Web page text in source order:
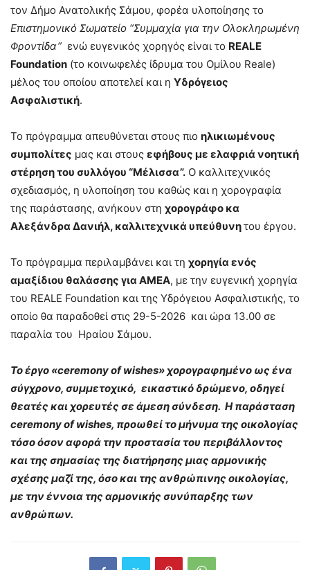
τον Δήμο Ανατολικής Σάμου, φορέα υλοποίησης το
Επιστημονικό Σωματείο “Συμμαχία για την Ολοκληρωμένη
Φροντίδα” ενώ ευγενικός χορηγός είναι το REALE
Foundation (το κοινωφελές ίδρυμα του Ομίλου Reale)
μέλος του οποίου αποτελεί και η Υδρόγειος
Ασφαλιστική.
Το πρόγραμμα απευθύνεται στους πιο ηλικιωμένους
συμπολίτες μας και στους εφήβους με ελαφριά νοητική
στέρηση του συλλόγου “Μέλισσα”. Ο καλλιτεχνικός
σχεδιασμός, η υλοποίηση του καθώς και η χορογραφία
της παράστασης, ανήκουν στη χορογράφο κα
Αλεξάνδρα Δανιήλ, καλλιτεχνικά υπεύθυνητου έργου.
Το πρόγραμμα περιλαμβάνει και τη χορηγία ενός
αμαξίδιου θαλάσσης για ΑΜΕΑ, με την ευγενική χορηγία
του REALE Foundation και της Υδρόγειου Ασφαλιστικής, το
οποίο θα παραδοθεί στις 29-5-2026 και ώρα 13.00 σε
παραλία του Ηραίου Σάμου.
To έργο «ceremonyofwishes» χορογραφημένο ως ένα
σύγχρονο, συμμετοχικό, εικαστικό δρώμενο, οδηγεί
θεατές και χορευτές σε άμεση σύνδεση. H παράσταση
ceremonyofwishes, προωθεί το μήνυμα της οικολογίας
τόσο όσον αφορά την προστασία του περιβάλλοντος
και της σημασίας της διατήρησης μιας αρμονικής
σχέσης μαζί της, όσο και της ανθρώπινης οικολογίας,
με την έννοια της αρμονικής συνύπαρξης των
ανθρώπων.